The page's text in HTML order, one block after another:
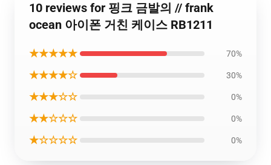
10 reviews for 핑크 금발의 // frank
ocean 아이폰 거친 케이스 RB1211
★★★★★ 70%
★★★★☆ 30%
★★★☆☆ 0%
★★☆☆☆ 0%
★☆☆☆☆ 0%